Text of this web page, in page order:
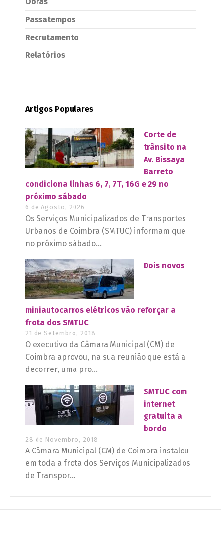
Obras
Passatempos
Recrutamento
Relatórios
Artigos Populares
Corte de
trânsito na
Av. Bissaya
Barreto
condiciona linhas 6, 7, 7T, 16G e 29 no
próximo sábado
6 de Agosto, 2026
Os Serviços Municipalizados de Transportes
Urbanos de Coimbra (SMTUC) informam que
no próximo sábado...
Dois novos
miniautocarros elétricos vão reforçar a
frota dos SMTUC
21 de Setembro, 2018
O executivo da Câmara Municipal (CM) de
Coimbra aprovou, na sua reunião que está a
decorrer, uma pro...
SMTUC com
internet
gratuita a
bordo
28 de Novembro, 2018
A Câmara Municipal (CM) de Coimbra instalou
em toda a frota dos Serviços Municipalizados
de Transpor...